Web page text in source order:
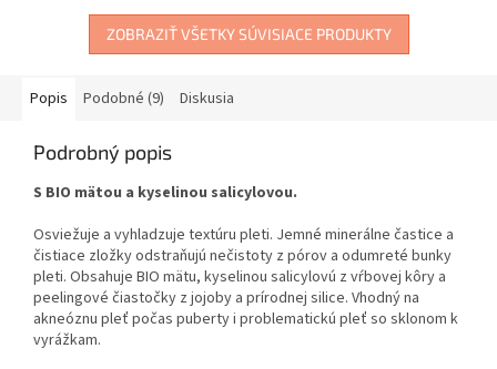
ZOBRAZIŤ VŠETKY SÚVISIACE PRODUKTY
Popis Podobné (9) Diskusia
Podrobný popis
S BIO mätou a kyselinou salicylovou.
Osviežuje a vyhladzuje textúru pleti. Jemné minerálne častice a
čistiace zložky odstraňujú nečistoty z pórov a odumreté bunky
pleti. Obsahuje BIO mätu, kyselinou salicylovú z vŕbovej kôry a
peelingové čiastočky z jojoby a prírodnej silice. Vhodný na
akneóznu pleť počas puberty i problematickú pleť so sklonom k
vyrážkam.